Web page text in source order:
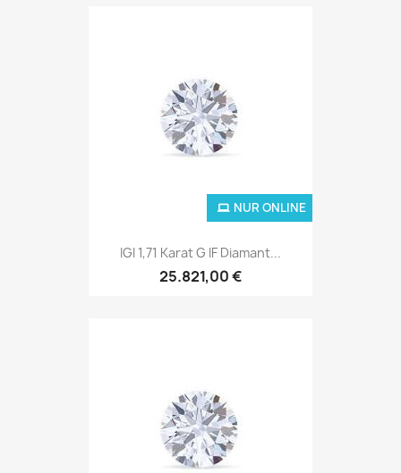
IGI 1,71 Karat G IF Diamant...
25.821,00 €
NUR ONLINE